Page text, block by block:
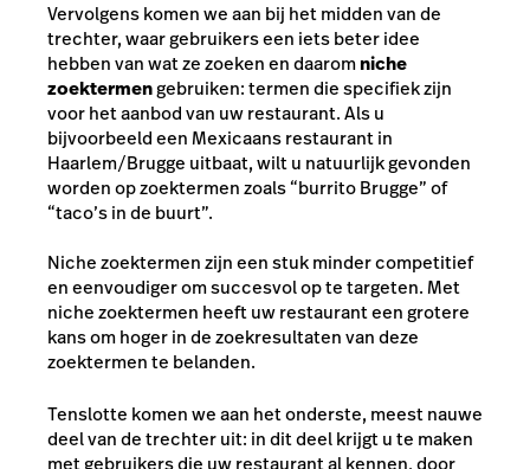
Vervolgens komen we aan bij het midden van de
trechter, waar gebruikers een iets beter idee
hebben van wat ze zoeken en daaromniche
zoektermengebruiken: termen die specifiek zijn
voor het aanbod van uw restaurant. Als u
bijvoorbeeld een Mexicaans restaurant in
Haarlem/Brugge uitbaat, wilt u natuurlijk gevonden
worden op zoektermen zoals “burrito Brugge” of
“taco’s in de buurt”.
Niche zoektermen zijn een stuk minder competitief
en eenvoudiger om succesvol op te targeten. Met
niche zoektermen heeft uw restaurant een grotere
kans om hoger in de zoekresultaten van deze
zoektermen te belanden.
Tenslotte komen we aan het onderste, meest nauwe
deel van de trechter uit: in dit deel krijgt u te maken
met gebruikers die uw restaurant al kennen, door